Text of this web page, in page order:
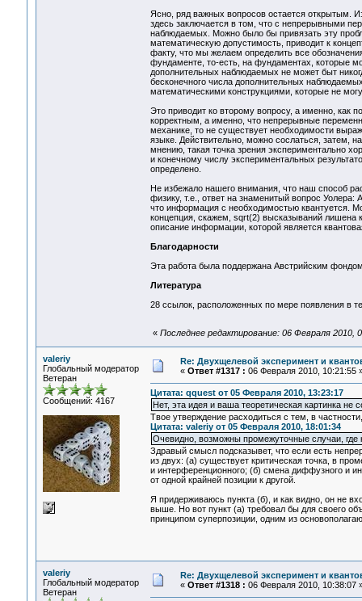
Ясно, ряд важных вопросов остается открытым.
здесь заключается в том, что с непрерывными
наблюдаемых. Можно было бы привязать эту
математическую допустимость, приводит к
факту, что мы желаем определить все
фундаменте, то-есть, на фундаментах, которые
дополнительных наблюдаемых не может быт
бесконечного числа дополнительных
математическими конструкциями, которые не
Это приводит ко второму вопросу, а именно, как
корректным, а именно, что непрерывные
механике, то не существует необходимости
языке. Действительно, можно сослаться, затем,
мнению, такая точка зрения экспериментально
и конечному числу экспериментальных
определено.
Не избежало нашего внимания, что наш способ
физику, т.е., ответ на знаменитый вопрос
что информация с необходимостью квантуется.
концепция, скажем, sqrt(2) высказываний лишена
описание информации, которой является
Благодарности
Эта работа была поддержана Австрийским
Литература
28 ссылок, расположенных по мере появления в
« Последнее редактирование: 06 Февраля 2010,
valeriy
Глобальный модератор
Ветеран
Сообщений: 4167
Re: Двухщелевой эксперимент и
« Ответ #1317 : 06 Февраля 2010, 10:21:55
Цитата: qquest от 05 Февраля 2010, 13:23:17
Нет, эта идея и ваша теоретическая картинка
Твое утверждение расходиться с тем, в
Цитата: valeriy от 05 Февраля 2010, 18:01:34
Очевидно, возможны промежуточные случаи, где
Здравый смысл подсказывет, что если есть
из двух: (а) существует критическая точка, в
и интерференционного; (б) смена диффузного и
от одной крайней позиции к другой.
Я придерживаюсь пункта (б), и как видно, он не
выше. Но вот пункт (а) требовал бы для своего
принципом суперпозиции, одним из
valeriy
Глобальный модератор
Ветеран
Re: Двухщелевой эксперимент и
« Ответ #1318 : 06 Февраля 2010, 10:38:07